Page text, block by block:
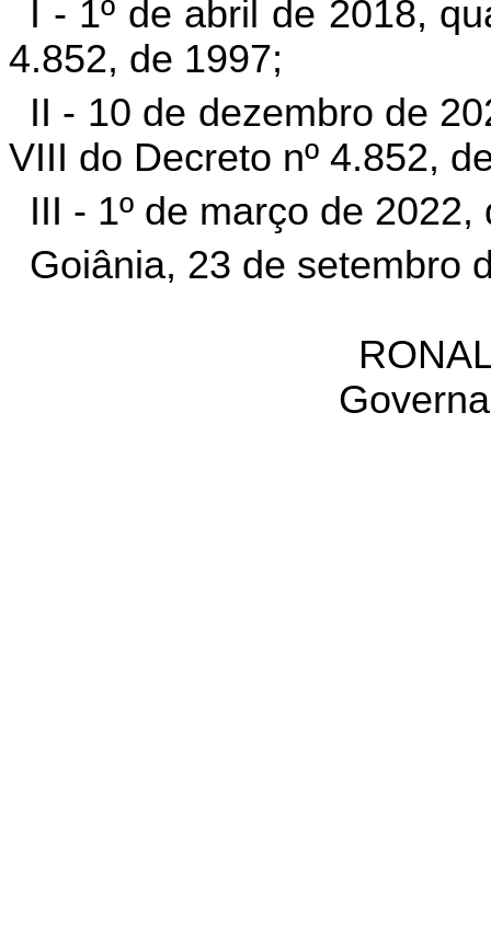
I - 1º de abril de 2018,
4.852, de 1997;
II - 10 de dezembro de
VIII do Decreto nº 4.852,
III - 1º de março de
Goiânia, 23 de setembro